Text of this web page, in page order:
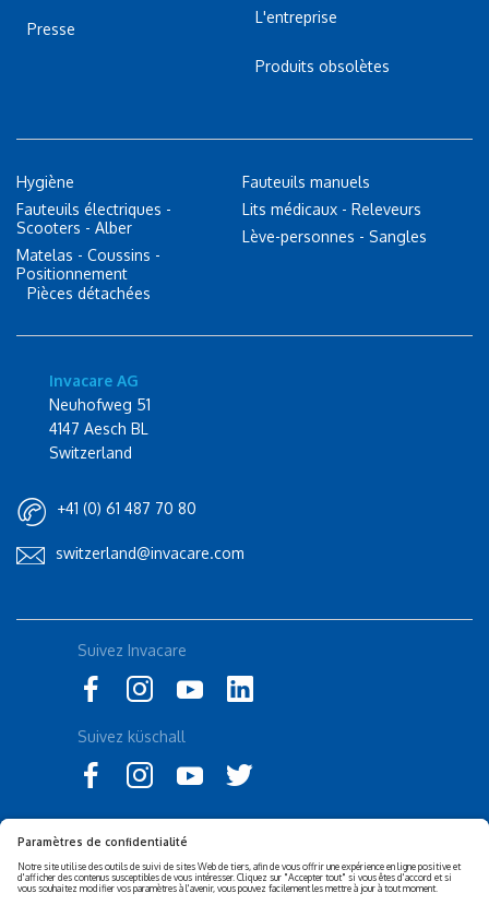
Presse
L'entreprise
Produits obsolètes
Hygiène
Fauteuils électriques -
Scooters - Alber
Matelas - Coussins -
Positionnement
Fauteuils manuels
Lits médicaux - Releveurs
Lève-personnes - Sangles
Pièces détachées
Invacare AG
Neuhofweg 51
4147 Aesch BL
Switzerland
+41 (0) 61 487 70 80
switzerland@invacare.com
Corporate sustainability
Déclaration d'accessibilité
Suivez Invacare
Suivez küschall
Rolli-Community
Instagram
küschall